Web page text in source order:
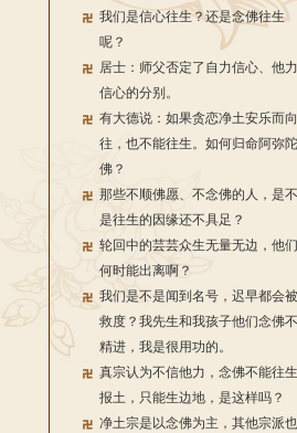
我们是信心往生？还是念佛往生
呢？
居士：师父否定了自力信心、他力
信心的分别。
有大德说：如果贪恋净土安乐而向
往，也不能往生。如何归命阿弥陀
佛？
那些不顺佛愿、不念佛的人，是不
是往生的因缘还不具足？
轮回中的芸芸众生无量无边，他们
何时能出离啊？
我们是不是闻到名号，迟早都会被
救度？我先生和我孩子他们念佛不
精进，我是很用功的。
真宗认为不信他力，念佛不能往生
报土，只能生边地，是这样吗？
净土宗是以念佛为主，其他宗派也